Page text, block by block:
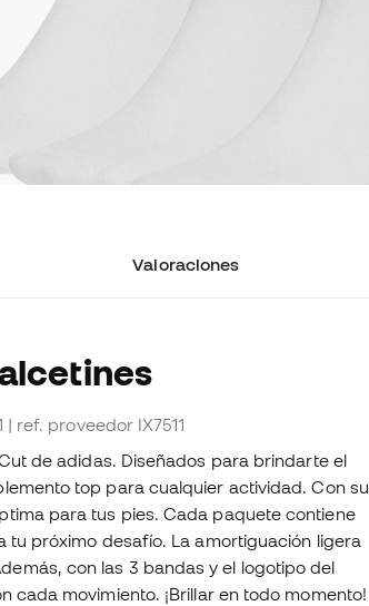
Valoraciones
| ref. proveedor IX7511
de adidas. Diseñados para brindarte el
top para cualquier actividad. Con su
para tus pies. Cada paquete contiene
próximo desafío. La amortiguación ligera
con las 3 bandas y el logotipo del
movimiento. ¡Brillar en todo momento!